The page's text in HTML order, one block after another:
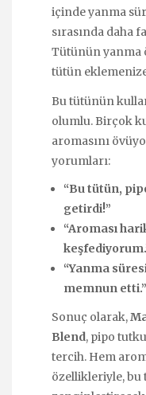
içinde yanma
sırasında daha
Tütünün yanma
tütün
Bu tütünün
olumlu. Birçok
aromasını
yorumları:
“Bu tütün,
getirdi!”
“Aroması
“Yanma
memnun etti.”
Sonuç olarak,
Blend, pipo
tercih. Hem
özellikleriyle,